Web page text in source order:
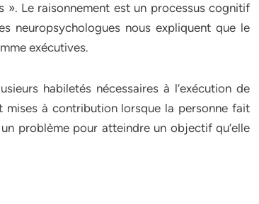
». Le raisonnement est un processus cognitif
neuropsychologues nous expliquent que le
exécutives.
habiletés nécessaires à l’exécution de
à contribution lorsque la personne fait
problème pour atteindre un objectif qu’elle